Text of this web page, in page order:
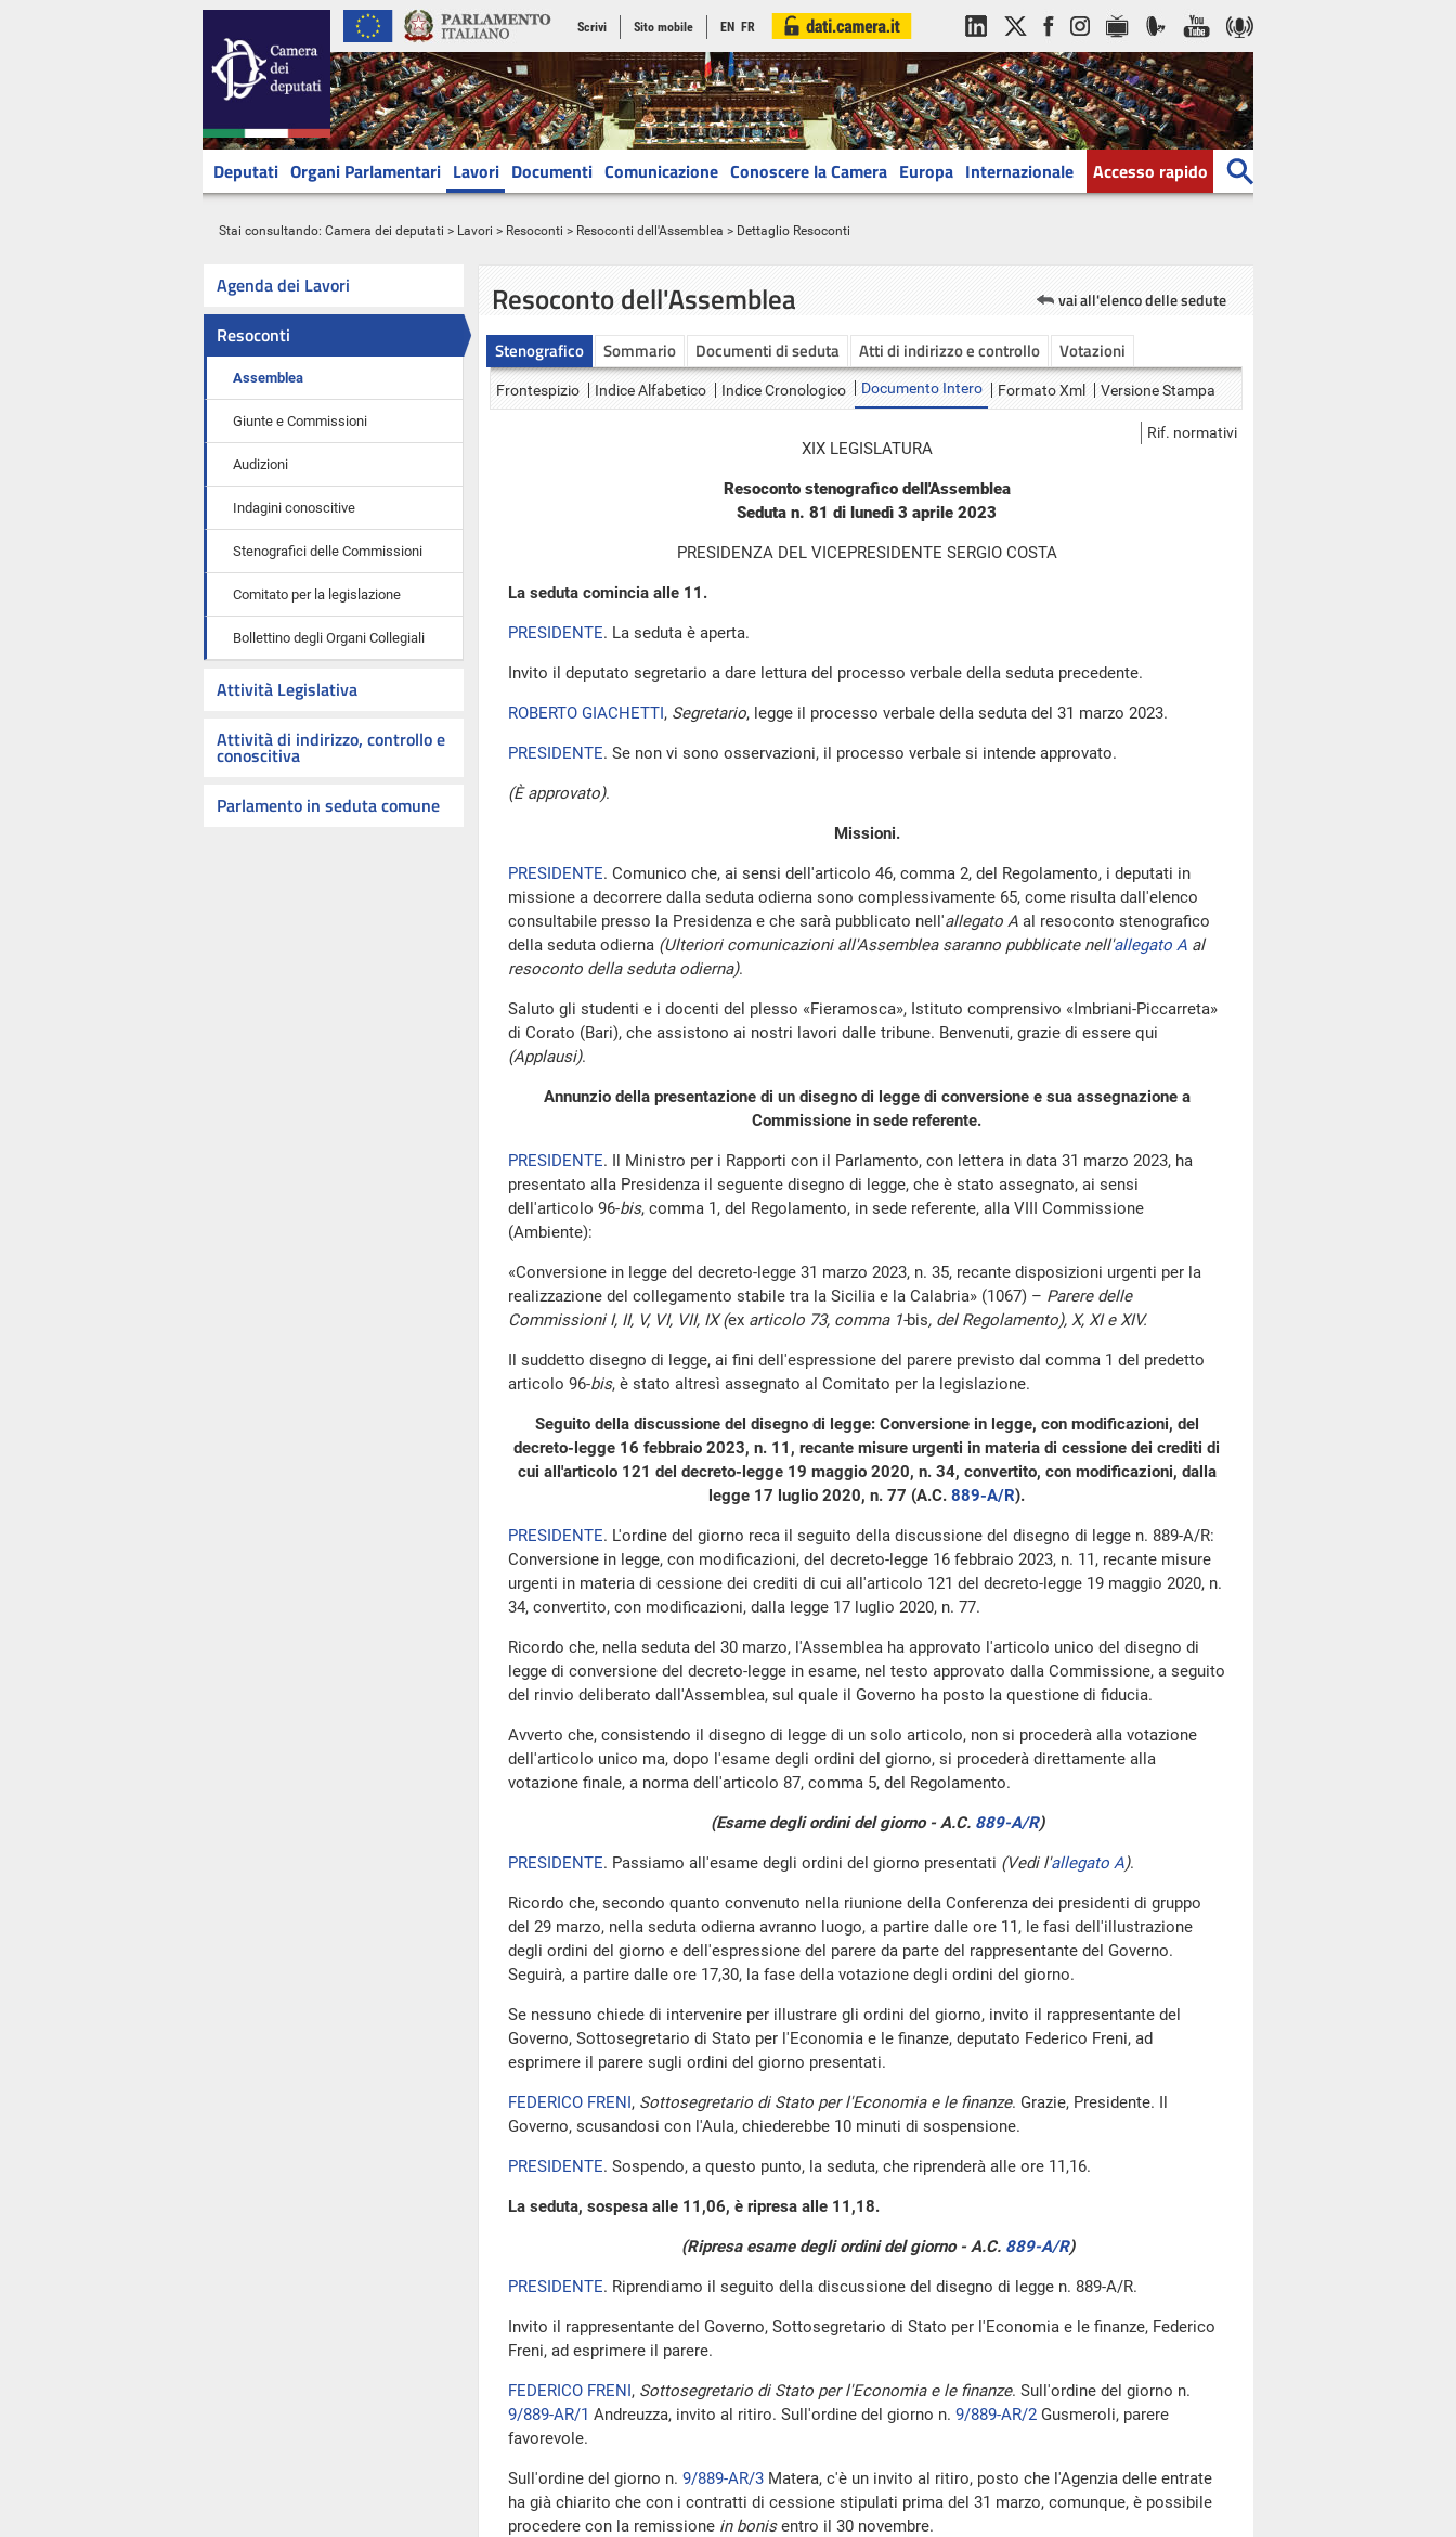
Scrivi Sito mobile EN FR
Deputati Organi Parlamentari Lavori Documenti Comunicazione Conoscere la Camera Europa Internazionale Accesso rapido
Stai consultando: Camera dei deputati > Lavori > Resoconti > Resoconti dell'Assemblea > Dettaglio Resoconti
Agenda dei Lavori
Resoconti
Assemblea
Giunte e Commissioni
Audizioni
Indagini conoscitive
Stenografici delle Commissioni
Comitato per la legislazione
Bollettino degli Organi Collegiali
Attività Legislativa
Attività di indirizzo, controllo e
conoscitiva
Parlamento in seduta comune
Resoconto dell'Assemblea vai all'elenco delle sedute
Stenografico Sommario Documenti di seduta Atti di indirizzo e controllo Votazioni
Frontespizio Indice Alfabetico Indice Cronologico Documento Intero Formato Xml Versione Stampa
Rif. normativi
XIX LEGISLATURA
Resoconto stenografico dell'Assemblea
Seduta n. 81 di lunedì 3 aprile 2023
PRESIDENZA DEL VICEPRESIDENTE SERGIO COSTA
La seduta comincia alle 11.
PRESIDENTE. La seduta è aperta.
Invito il deputato segretario a dare lettura del processo verbale della seduta precedente.
ROBERTO GIACHETTI, Segretario, legge il processo verbale della seduta del 31 marzo 2023.
PRESIDENTE. Se non vi sono osservazioni, il processo verbale si intende approvato.
(È approvato).
Missioni.
PRESIDENTE. Comunico che, ai sensi dell'articolo 46, comma 2, del Regolamento, i deputati in
missione a decorrere dalla seduta odierna sono complessivamente 65, come risulta dall'elenco
consultabile presso la Presidenza e che sarà pubblicato nell'allegato A al resoconto stenografico
della seduta odierna (Ulteriori comunicazioni all'Assemblea saranno pubblicate nell'allegato A al
resoconto della seduta odierna).
Saluto gli studenti e i docenti del plesso «Fieramosca», Istituto comprensivo «Imbriani-Piccarreta»
di Corato (Bari), che assistono ai nostri lavori dalle tribune. Benvenuti, grazie di essere qui
(Applausi).
Annunzio della presentazione di un disegno di legge di conversione e sua assegnazione a
Commissione in sede referente.
PRESIDENTE. Il Ministro per i Rapporti con il Parlamento, con lettera in data 31 marzo 2023, ha
presentato alla Presidenza il seguente disegno di legge, che è stato assegnato, ai sensi
dell'articolo 96-bis, comma 1, del Regolamento, in sede referente, alla VIII Commissione
(Ambiente):
«Conversione in legge del decreto-legge 31 marzo 2023, n. 35, recante disposizioni urgenti per la
realizzazione del collegamento stabile tra la Sicilia e la Calabria» (1067) – Parere delle
Commissioni I, II, V, VI, VII, IX (ex articolo 73, comma 1-bis, del Regolamento), X, XI e XIV.
Il suddetto disegno di legge, ai fini dell'espressione del parere previsto dal comma 1 del predetto
articolo 96-bis, è stato altresì assegnato al Comitato per la legislazione.
Seguito della discussione del disegno di legge: Conversione in legge, con modificazioni, del
decreto-legge 16 febbraio 2023, n. 11, recante misure urgenti in materia di cessione dei crediti di
cui all'articolo 121 del decreto-legge 19 maggio 2020, n. 34, convertito, con modificazioni, dalla
legge 17 luglio 2020, n. 77 (A.C. 889-A/R​).
PRESIDENTE. L'ordine del giorno reca il seguito della discussione del disegno di legge n. 889-A/R:
Conversione in legge, con modificazioni, del decreto-legge 16 febbraio 2023, n. 11, recante misure
urgenti in materia di cessione dei crediti di cui all'articolo 121 del decreto-legge 19 maggio 2020, n.
34, convertito, con modificazioni, dalla legge 17 luglio 2020, n. 77.
Ricordo che, nella seduta del 30 marzo, l'Assemblea ha approvato l'articolo unico del disegno di
legge di conversione del decreto-legge in esame, nel testo approvato dalla Commissione, a seguito
del rinvio deliberato dall'Assemblea, sul quale il Governo ha posto la questione di fiducia.
Avverto che, consistendo il disegno di legge di un solo articolo, non si procederà alla votazione
dell'articolo unico ma, dopo l'esame degli ordini del giorno, si procederà direttamente alla
votazione finale, a norma dell'articolo 87, comma 5, del Regolamento.
(Esame degli ordini del giorno - A.C. 889-A/R​)
PRESIDENTE. Passiamo all'esame degli ordini del giorno presentati (Vedi l'allegato A).
Ricordo che, secondo quanto convenuto nella riunione della Conferenza dei presidenti di gruppo
del 29 marzo, nella seduta odierna avranno luogo, a partire dalle ore 11, le fasi dell'illustrazione
degli ordini del giorno e dell'espressione del parere da parte del rappresentante del Governo.
Seguirà, a partire dalle ore 17,30, la fase della votazione degli ordini del giorno.
Se nessuno chiede di intervenire per illustrare gli ordini del giorno, invito il rappresentante del
Governo, Sottosegretario di Stato per l'Economia e le finanze, deputato Federico Freni, ad
esprimere il parere sugli ordini del giorno presentati.
FEDERICO FRENI, Sottosegretario di Stato per l'Economia e le finanze. Grazie, Presidente. Il
Governo, scusandosi con l'Aula, chiederebbe 10 minuti di sospensione.
PRESIDENTE. Sospendo, a questo punto, la seduta, che riprenderà alle ore 11,16.
La seduta, sospesa alle 11,06, è ripresa alle 11,18.
(Ripresa esame degli ordini del giorno - A.C. 889-A/R​)
PRESIDENTE. Riprendiamo il seguito della discussione del disegno di legge n. 889-A/R.
Invito il rappresentante del Governo, Sottosegretario di Stato per l'Economia e le finanze, Federico
Freni, ad esprimere il parere.
FEDERICO FRENI, Sottosegretario di Stato per l'Economia e le finanze. Sull'ordine del giorno n.
9/889-AR/1 Andreuzza, invito al ritiro. Sull'ordine del giorno n. 9/889-AR/2 Gusmeroli, parere
favorevole.
Sull'ordine del giorno n. 9/889-AR/3 Matera, c'è un invito al ritiro, posto che l'Agenzia delle entrate
ha già chiarito che con i contratti di cessione stipulati prima del 31 marzo, comunque, è possibile
procedere con la remissione in bonisentro il 30 novembre.